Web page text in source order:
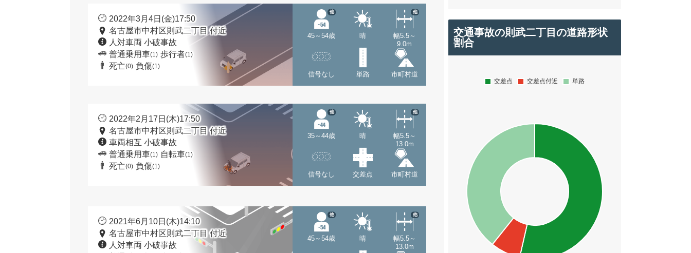
2022年3月4日(金)17:50
名古屋市中村区則武二丁目 付近
人対車両 小破事故
普通乗用車(1) 歩行者(1)
死亡(0) 負傷(1)
45～54歳
他
晴
幅5.5～
9.0m
他
信号なし 単路 市町村道
2022年2月17日(木)17:50
名古屋市中村区則武二丁目 付近
車両相互 小破事故
普通乗用車(1) 自転車(1)
死亡(0) 負傷(1)
35～44歳
他
晴
幅5.5～
13.0m
他
信号なし 交差点 市町村道
2021年6月10日(木)14:10
名古屋市中村区則武二丁目 付近
人対車両 小破事故
45～54歳
他
晴
幅5.5～
13.0m
他
交通事故の則武二丁目の道路形状
割合